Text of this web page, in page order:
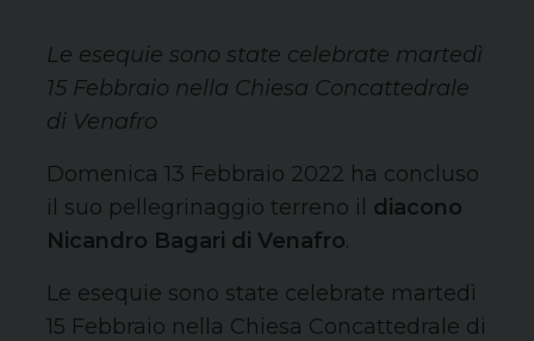
Le esequie sono state celebrate martedì
15 Febbraio nella Chiesa Concattedrale
di Venafro
Domenica 13 Febbraio 2022 ha concluso
il suo pellegrinaggio terreno il diacono
Nicandro Bagari di Venafro.
Le esequie sono state celebrate martedì
15 Febbraio nella Chiesa Concattedrale di